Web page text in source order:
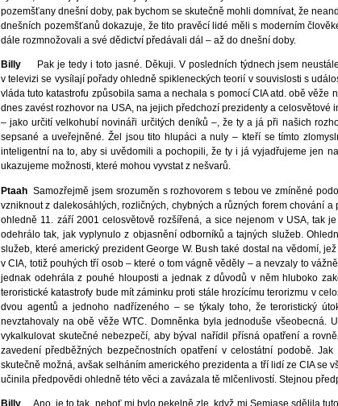
pozemšťany dnešní doby, pak bychom se skutečně mohli domnívat, že
dnešních pozemšťanů dokazuje, že tito pravěcí lidé měli s moderním
dále rozmnožovali a své dědictví předávali dál – až do dnešní doby.
Billy Pak je tedy i toto jasné. Děkuji. V posledních týdnech jsem
v televizi se vysílají pořady ohledně spikleneckých teorií v souvislosti s
vláda tuto katastrofu způsobila sama a nechala s pomocí CIA atd. obě
dnes zavést rozhovor na USA, na jejich předchozí prezidenty a
– jako určití velkohubí novináři určitých deníků –, že ty a já při našich
sepsané a uveřejněné. Žel jsou tito hlupáci a nuly – kteří se tímto
inteligentní na to, aby si uvědomili a pochopili, že ty i já vyjadřujeme jen
ukazujeme možnosti, které mohou vyvstat z nešvarů.
Ptaah Samozřejmě jsem srozuměn s rozhovorem s tebou ve zmíněné
vzniknout z dalekosáhlých, rozličných, chybných a různých forem chování
ohledně 11. září 2001 celosvětově rozšířená, a sice nejenom v USA, tak
odehrálo tak, jak vyplynulo z objasnění odborníků a tajných služeb.
služeb, které americký prezident George W. Bush také dostal na vědomí,
v CIA, totiž pouhých tří osob – které o tom vágně věděly – a nevzaly to
jednak odehrála z pouhé hlouposti a jednak z důvodů v něm hluboko
teroristické katastrofy bude mít záminku proti stále hrozícímu terorizmu v
dvou agentů a jednoho nadřízeného – se týkaly toho, že teroristický
nevztahovaly na obě věže WTC. Domněnka byla jednoduše všeobecná.
vykalkulovat skutečné nebezpečí, aby býval nařídil přísná opatření a
zavedení předběžných bezpečnostních opatření v celostátní podobě.
skutečně možná, avšak selháním amerického prezidenta a tří lidí ze CIA se
učinila předpovědi ohledně této věci a zavázala tě mlčenlivostí. Stejnou
Billy Ano, je to tak, neboť mi bylo pekelně zle, když mi Semjase sdělila tuto předpověď a že tam bude asi 3000 mrtvých. Stejně mi bylo i podruhé, v roce 1986, když Quetzal toto opětovně zmínil a vysvětlil mi, co se skutečně přihodí. Je jednoduše nepochopitelné, proč americký národ volí do vlády takovéto nuly a hlupáky, kteří pak zemi přináší jen nestvůrné škody tak, jak se to dělo pořád a stále od nepaměti. Člověk nemůže jinak než pomyslet na ty nejdůležitější věci a faktory, které přináší nestvůrně mnoho bídy ve světě a které vyvolali prezidenti USA. Podívej se tady, faxem z 9. srpna jsem obdržel z Německa tento seznam několika mála z těch 43 amerických prezidentů, kteří neobyčejně extrémně vyčnívají v jejich kriminálních a zločineckých intrikách. Ze seznamu vyplývá, že Barack Obama je vlastně přece teprve 43. a nikoliv 44. americký prezident, neboť jeden z nich, Grover Cleveland, byl zvolen za prezidenta dvakrát v různých dobách, tedy 4. března 1885, a svůj úřad zastával až do 4. března 1889. Čtyři roky později, 4. března 1893, byl opět zvolen a zůstal v úřadě do 4. března 1897. Tento muž byl tedy jak 22., tak také 23. americkým prezidentem, a tím pádem jediný, který zastával dvě volební období, které nenásledovala přímo po sobě. V důsledku toho nelze, aby Grover Cleveland byl považován za dva různé prezidenty. Avšak takovéto nejasnosti se v USA objevují od doby jejich existence, a platí to tak až do dnešního dne. Ale zpátky ke kriminálním a zločineckým intrikám různých amerických prezidentů, které jdou na vrub např. prezidentu Williamu McKinleymu, který byl v roce 1898 vlastní původce vojenského střetnutí se Španělskem, které válečné tažení prohrálo. McKinley vytvořil exklávu Guantánamo na Kubě, kde pak od roku 2002 George W. Bush nechával uvěznit a mučit politické vězně, což se ještě dnes provozuje v tomto zajateckém táboře a táboře mučení. Ronald Reagan, někdejší špatný herec a málo inteligentní člověk byl na výplatní listině FBI coby špicl T-10, který jako takový pro FBI v průběhu času udal více jak 50 kolegů, herců, coby komunisty. Prezident Jimmy Carter, farmář na ořechové farmě, dal v roce 1979 CIA rozkaz k podpoře islámských Guerilla-bojovníků v Afghánistánu, kde probíhala občanská válka, do které se také přimíchal Sovětský svaz. Byly s tím spjaté i dodávky zbraní, které pak po vítězství nad komunistickou vládou Afghánistánu používaly od roku 1992 milice, které mezi sebou od té doby bojovaly, přičemž pak z toho vzešla brutální, násilnická a nábožensky-fanatická skupina Taliban, která od té doby terorizovala lid. Tak dalece to mohlo zajít jen proto, že se Jimmy Carter vměšoval do konfliktu v Afghánistánu a nechal tam CIA dělat, co si zamane. To celé tam pak hnisalo po léta a nakonec to vedlo k další islamistické organizaci, Al-Káida, kterou pak byla přivozena katastrofa 11. září 2001 v New Yorku. Ani prezident John F. Kennedy nebyl lepší, neboť v roce 1963 vydal tajně zákon, který mu umožnil tisknout obrovské množství peněz, z čehož ministerstvo financí vydalo 4,2 miliardy dolarů. Tyto peníze, resp. bankovky, nepatřily USA, nýbrž jedné skupině soukromých bank, které se v roce 1913 spojily do Federálního rezervního systému (Fed). Americký stát nemá právo, aby sám tiskl bankovky, neboť to smí jen Fed, od kterého si vláda musí peníze půjčit a na jehož bankovkách stojí »Federal Reserve Note«, zatímco na Kennedyho bankovkách »United States Note«. Viděno ze strany Fedu se tedy jednalo v případě bankovek Kennedyho o falešné peníze, které Lyndon B. Johnson, což byl nástupce Kennedyho, svým prvním úředním výkonem opět stáhl z oběhu poté, co byl Kennedy v roce 1963 zavražděn. Pak tu byl prezident George Washington, který sedmiletou válkou v letech 1756-1763 vyvolal vlastně první světovou válku, načež se tedy již konaly tři světové války a nikoliv teprve dvě. To už mi sice říkal tvůj otec Sfath, ale zcela jsem na to zapomněl, načež jsem na to opět narazil až teprve pomocí těchto záznamů zde. Nuže, Washington byl coby vojenský vůdce ve válce o nezávislost a také coby liberální myslitel při vypracovávání ústavy mazaný vůdce státu. Ve věku 22 let byl ještě britský důstojník v amerických koloniích. Přitom se pak účastnil incidentu, ze kterého v podstatě vzešla skutečná první světová válka, která otřásla světem. V roce 1754 hlídkoval se 160 vojáky v údolí Ohia mezi britskou a francouzskou oblastí. V květnu tohoto roku Francouzi vyslali jednoho diplomata, aby přiměl Washingtona odejít z jejich oblasti. Ten